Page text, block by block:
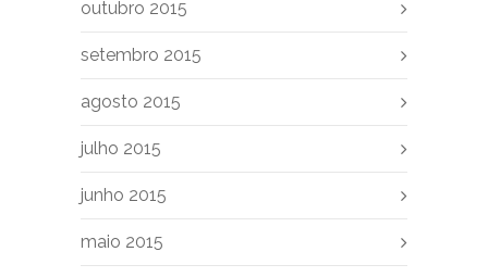
outubro 2015
setembro 2015
agosto 2015
julho 2015
junho 2015
maio 2015